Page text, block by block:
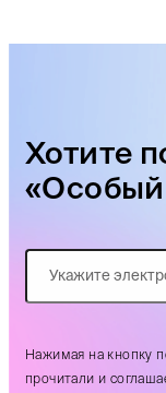
Хотите
«Особый
Нажимая на кнопку
прочитали и